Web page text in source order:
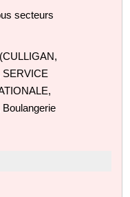
secteurs
SERVICE